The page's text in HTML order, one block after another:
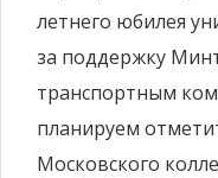
летнего юбилея
за поддержку
транспортным
планируем
Московского